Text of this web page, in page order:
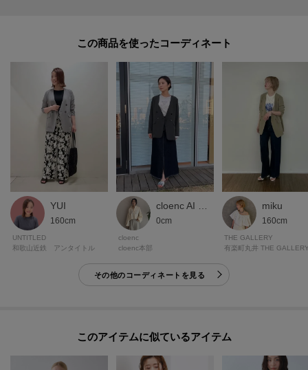
ーーーーーーーーーーーーーーーーーーーーーーーー
※照明の関係により、実際よりも色味が違って見える場合があります。ま
た、パソコン・スマートフォンなどの環境により、若干製品と画像のカラー
が異なる場合もございます。
この商品を使った
YUI
160cm
UNTITLED
和歌山近鉄 アンタイトル
0cm
cloenc
cloenc本部
miku
160cm
THE GALLERY
その他のコーディネートを見る
このアイテムに似ているアイテム